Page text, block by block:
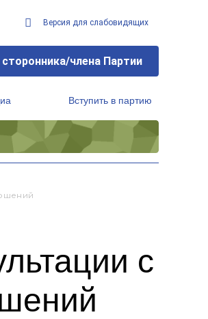
Версия для слабовидящих
члена Партии
Вступить в партию
с